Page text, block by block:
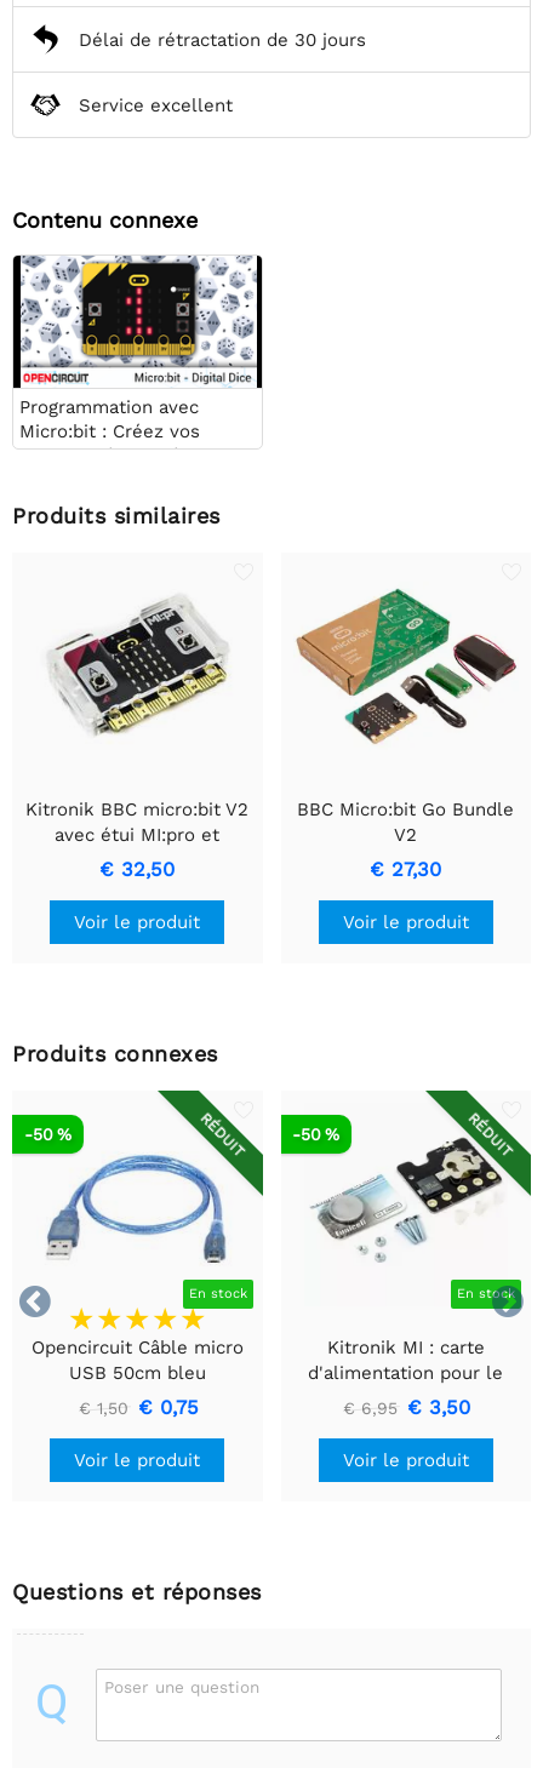
Délai de rétractation de 30 jours
Service excellent
Contenu connexe
Programmation avec
Micro:bit : Créez vos
propres dés numériques
Produits similaires
Kitronik BBC micro:bit V2
avec étui MI:pro et
accessoires
€ 32,50
Voir le produit
BBC Micro:bit Go Bundle
V2
€ 27,30
Voir le produit
Produits connexes


RÉDUIT
En stock
-50 %
Opencircuit Câble micro
USB 50cm bleu
€ 1,50 € 0,75
Voir le produit
RÉDUIT
En stock
-50 %
Kitronik MI : carte
d'alimentation pour le
BBC Microbit V2
€ 6,95 € 3,50
Voir le produit
Questions et réponses
Q Poser une question